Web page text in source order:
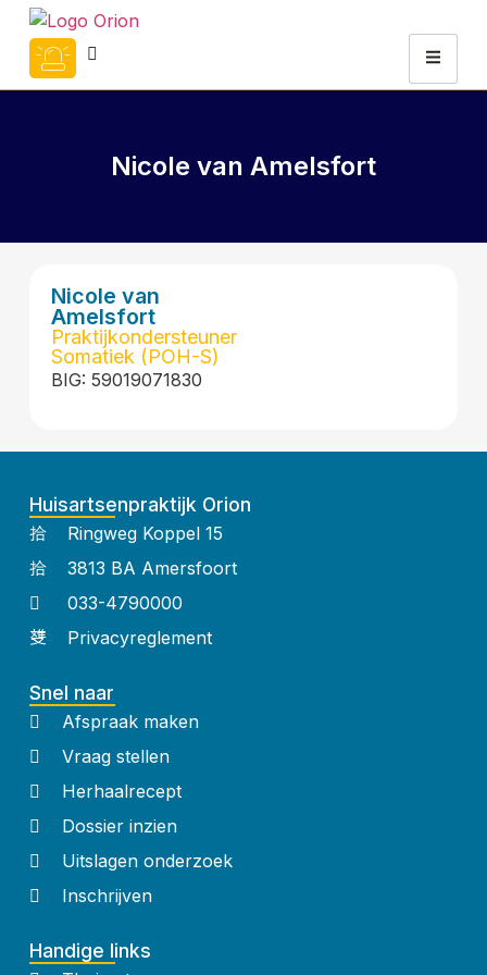
Nicole van Amelsfort
Nicole van
Amelsfort
Praktijkondersteuner
Somatiek (POH-S)
BIG: 59019071830
Huisartsenpraktijk Orion
Ringweg Koppel 15
3813 BA Amersfoort
033-4790000
Privacyreglement
Snel naar
Afspraak maken
Vraag stellen
Herhaalrecept
Dossier inzien
Uitslagen onderzoek
Inschrijven
Handige links